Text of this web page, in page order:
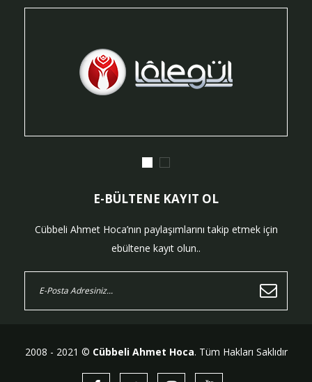
E-BÜLTENE KAYIT OL
Cübbeli Ahmet Hoca’nın paylaşımlarını takip etmek için
ebültene kayıt olun..
2008 - 2021 © Cübbeli Ahmet Hoca. Tüm Hakları Saklıdır